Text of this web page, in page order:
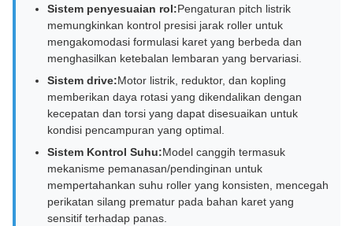
Sistem penyesuaian rol:Pengaturan pitch listrik
memungkinkan kontrol presisi jarak roller untuk
mengakomodasi formulasi karet yang berbeda dan
menghasilkan ketebalan lembaran yang bervariasi.
Sistem drive:Motor listrik, reduktor, dan kopling
memberikan daya rotasi yang dikendalikan dengan
kecepatan dan torsi yang dapat disesuaikan untuk
kondisi pencampuran yang optimal.
Sistem Kontrol Suhu:Model canggih termasuk
mekanisme pemanasan/pendinginan untuk
mempertahankan suhu roller yang konsisten, mencegah
perikatan silang prematur pada bahan karet yang
sensitif terhadap panas.